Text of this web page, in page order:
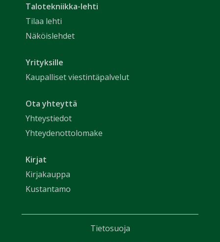
Talotekniikka-lehti
Tilaa lehti
Näköislehdet
Yrityksille
Kaupalliset viestintäpalvelut
Ota yhteyttä
Yhteystiedot
Yhteydenottolomake
Kirjat
Kirjakauppa
Kustantamo
Tietosuoja